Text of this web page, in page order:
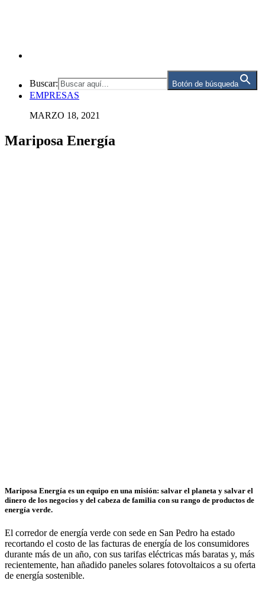
Buscar: Botón de búsqueda
EMPRESAS
MARZO 18, 2021
Mariposa Energía
Mariposa Energía es un equipo en una misión: salvar el planeta y salvar el
dinero de los negocios y del cabeza de familia con su rango de productos de
energía verde.
El corredor de energía verde con sede en San Pedro ha estado
recortando el costo de las facturas de energía de los consumidores
durante más de un año, con sus tarifas eléctricas más baratas y, más
recientemente, han añadido paneles solares fotovoltaicos a su oferta
de energía sostenible.